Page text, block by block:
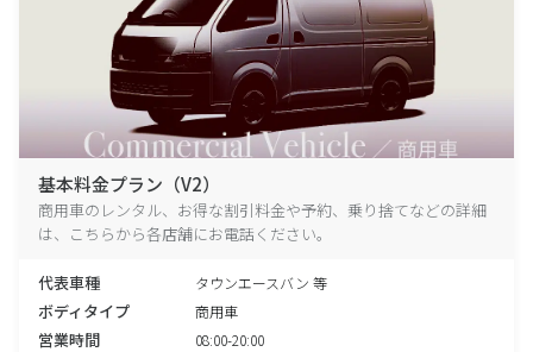
基本料金プラン（V2）
商用車のレンタル、お得な割引料金や予約、乗り捨てなどの詳細
は、こちらから各店舗にお電話ください。
代表車種 タウンエースバン 等
ボディタイプ 商用車
営業時間 08:00-20:00